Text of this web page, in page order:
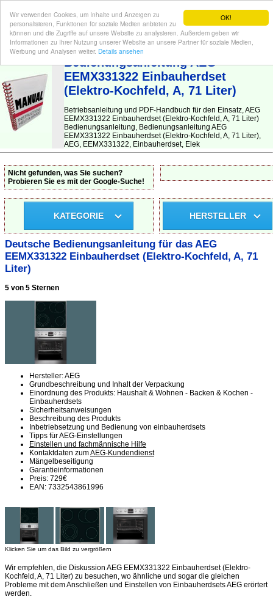
OK!
Wir verwenden Cookies, um Inhalte und Anzeigen zu
personalisieren, Funktionen für soziale Medien anbieten zu
können und die Zugriffe auf unsere Website zu analysieren. Außerdem geben wir
Informationen zu Ihrer Nutzung unserer Website an unsere Partner für soziale Medien,
Werbung und Analysen weiter. Details ansehen
BEDIENUNGSANLEITUNG| Hier finden Sie die deutsche Anleitung!
Bedienungsanleitung AEG
EEMX331322 Einbauherdset
(Elektro-Kochfeld, A, 71 Liter)
Betriebsanleitung und PDF-Handbuch für den Einsatz, AEG
EEMX331322 Einbauherdset (Elektro-Kochfeld, A, 71 Liter)
Bedienungsanleitung, Bedienungsanleitung AEG
EEMX331322 Einbauherdset (Elektro-Kochfeld, A, 71 Liter),
AEG, EEMX331322, Einbauherdset, Elek
Nicht gefunden, was Sie suchen?
Probieren Sie es mit der Google-Suche!
KATEGORIE HERSTELLER
Deutsche Bedienungsanleitung für das AEG
EEMX331322 Einbauherdset (Elektro-Kochfeld, A, 71
Liter)
5 von 5 Sternen
Hersteller: AEG
Grundbeschreibung und Inhalt der Verpackung
Einordnung des Produkts: Haushalt & Wohnen - Backen & Kochen -
Einbauherdsets
Sicherheitsanweisungen
Beschreibung des Produkts
Inbetriebsetzung und Bedienung von einbauherdsets
Tipps für AEG-Einstellungen
Einstellen und fachmännische Hilfe
Kontaktdaten zumAEG-Kundendienst
Mängelbeseitigung
Garantieinformationen
Preis: 729€
EAN: 7332543861996
Klicken Sie um das Bild zu vergrößern
Wir empfehlen, die Diskussion AEG EEMX331322 Einbauherdset (Elektro-
Kochfeld, A, 71 Liter) zu besuchen, wo ähnliche und sogar die gleichen
Probleme mit dem Anschließen und Einstellen von Einbauherdsets AEG erörtert
werden.